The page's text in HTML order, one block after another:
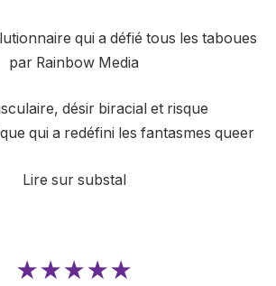
qui a défié tous les taboues
par Rainbow Media
désir biracial et risque
qui a redéfini les fantasmes queer
Lire sur substal
★★★★★